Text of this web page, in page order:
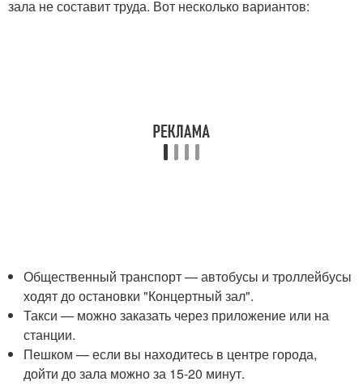
зала не составит труда. Вот несколько вариантов:
Общественный транспорт — автобусы и троллейбусы
ходят до остановки "Концертный зал".
Такси — можно заказать через приложение или на
станции.
Пешком — если вы находитесь в центре города,
дойти до зала можно за 15-20 минут.